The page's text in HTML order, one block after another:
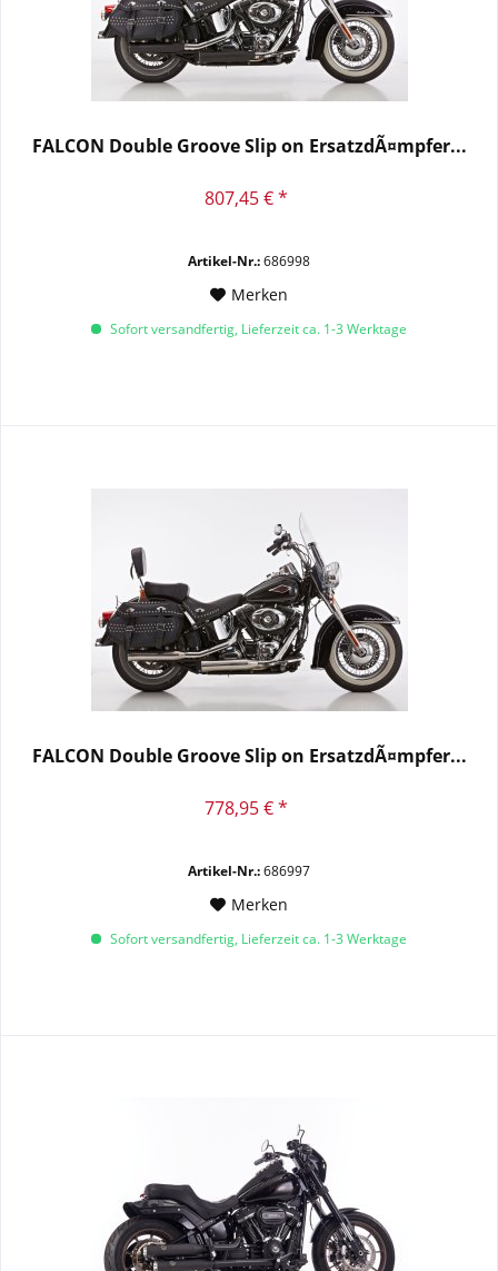
FALCON Double Groove Slip on ErsatzdÃ¤mpfer...
807,45 € *
Artikel-Nr.:686998
Merken
Sofort versandfertig, Lieferzeit ca. 1-3 Werktage
FALCON Double Groove Slip on ErsatzdÃ¤mpfer...
778,95 € *
Artikel-Nr.:686997
Merken
Sofort versandfertig, Lieferzeit ca. 1-3 Werktage